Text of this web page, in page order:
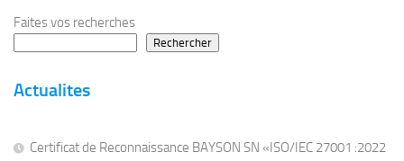
Faites vos recherches
Rechercher
Actualites
Certificat de Reconnaissance BAYSON SN «ISO/IEC 27001 :2022